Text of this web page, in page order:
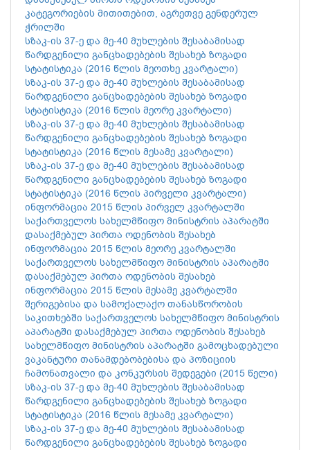
კატეგორიების მითითებით, აგრეთვე გენდერულ
ჭრილში
სზაკ-ის 37-ე და მე-40 მუხლების შესაბამისად
წარდგენილი განცხადებების შესახებ ზოგადი
სტატისტიკა (2016 წლის მეოთხე კვარტალი)
სზაკ-ის 37-ე და მე-40 მუხლების შესაბამისად
წარდგენილი განცხადებების შესახებ ზოგადი
სტატისტიკა (2016 წლის მეორე კვარტალი)
სზაკ-ის 37-ე და მე-40 მუხლების შესაბამისად
წარდგენილი განცხადებების შესახებ ზოგადი
სტატისტიკა (2016 წლის მესამე კვარტალი)
სზაკ-ის 37-ე და მე-40 მუხლების შესაბამისად
წარდგენილი განცხადებების შესახებ ზოგადი
სტატისტიკა (2016 წლის პირველი კვარტალი)
ინფორმაცია 2015 წლის პირველ კვარტალში
საქართველოს სახელმწიფო მინისტრის აპარატში
დასაქმებულ პირთა ოდენობის შესახებ
ინფორმაცია 2015 წლის მეორე კვარტალში
საქართველოს სახელმწიფო მინისტრის აპარატში
დასაქმებულ პირთა ოდენობის შესახებ
ინფორმაცია 2015 წლის მესამე კვარტალში
შერიგებისა და სამოქალაქო თანასწორობის
საკითხებში საქართველოს სახელმწიფო მინისტრის
აპარატში დასაქმებულ პირთა ოდენობის შესახებ
სახელმწიფო მინისტრის აპარატში გამოცხადებული
ვაკანტური თანამდებობებისა და პოზიციის
ჩამონათვალი და კონკურსის შედეგები (2015 წელი)
სზაკ-ის 37-ე და მე-40 მუხლების შესაბამისად
წარდგენილი განცხადებების შესახებ ზოგადი
სტატისტიკა (2016 წლის მესამე კვარტალი)
სზაკ-ის 37-ე და მე-40 მუხლების შესაბამისად
წარდგენილი განცხადებების შესახებ ზოგადი